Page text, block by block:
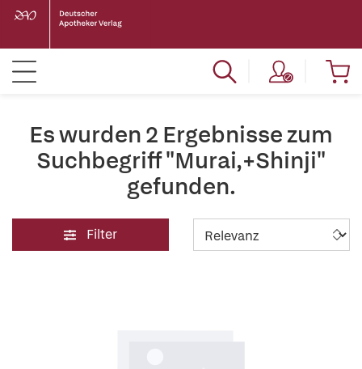
Es wurden 2 Ergebnisse zum
Suchbegriff "Murai,+Shinji"
gefunden.
Filter